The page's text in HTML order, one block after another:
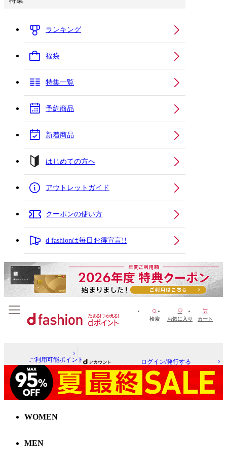
ランキング
福袋
特集一覧
予約商品
新着商品
はじめての方へ
アウトレットガイド
クーポンの使い方
d fashionは毎日お得宣言!!
検索 お気に入り カート
ご利用可能ポイント ログイン/発行する
WOMEN
MEN